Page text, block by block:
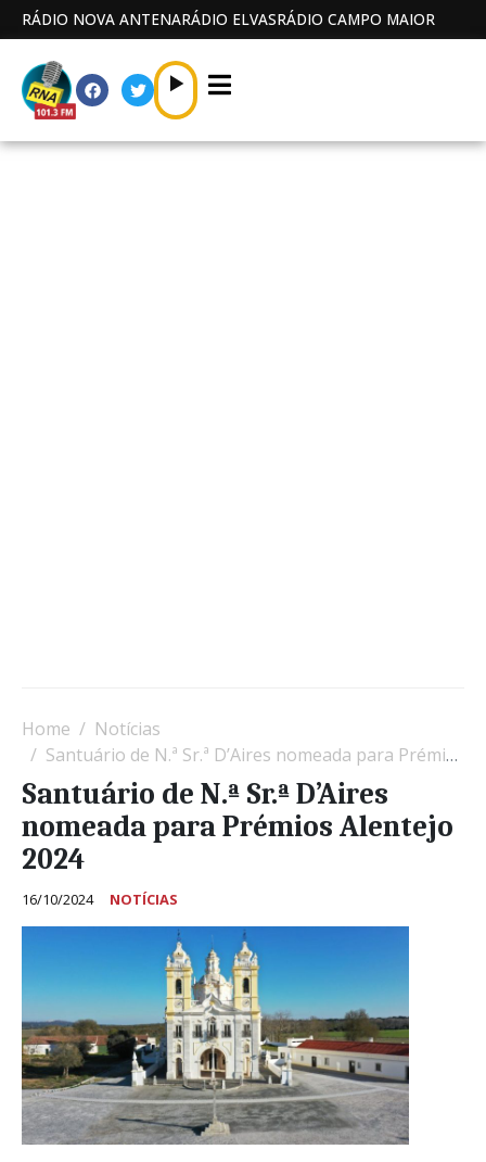
RÁDIO NOVA ANTENARÁDIO ELVASRÁDIO CAMPO MAIOR
Home
Notícias
Santuário de N.ª Sr.ª D’Aires nomeada para Prémios Alentejo 2024
Santuário de N.ª Sr.ª D’Aires
nomeada para Prémios Alentejo
2024
16/10/2024 NOTÍCIAS